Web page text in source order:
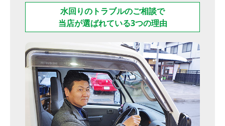
水回りのトラブルのご相談で
当店が選ばれている3つの理由